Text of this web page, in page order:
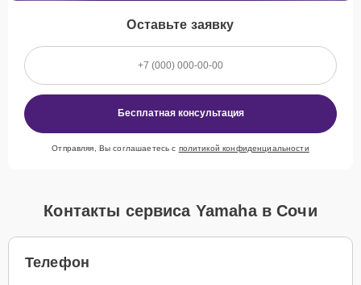
Оставьте заявку
Бесплатная консультация
Отправляя, Вы соглашаетесь с политикой конфиденциальности
Контакты сервиса Yamaha в Сочи
Телефон